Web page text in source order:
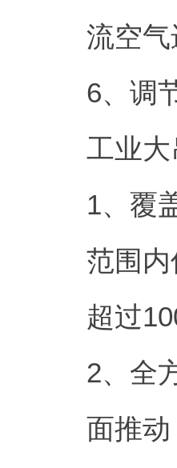
流空
6、调
工业
1、覆
范围
超过
2、全
面推